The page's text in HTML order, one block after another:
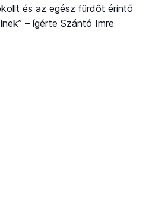
és az egész fürdőt érintő
– ígérte Szántó Imre